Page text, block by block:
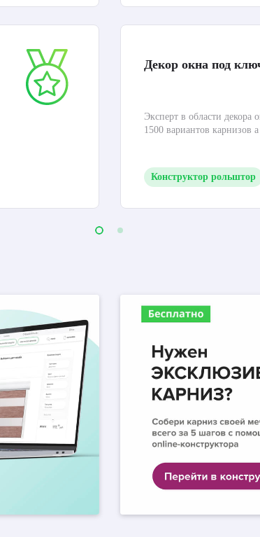
Декор окна под
Эксперт в области декора
1500 вариантов карнизов
Конструктор рольштор